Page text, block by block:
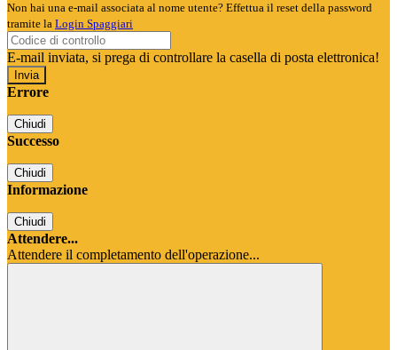
Non hai una e-mail associata al nome utente? Effettua il reset della password
tramite la Login Spaggiari
E-mail inviata, si prega di controllare la casella di posta elettronica!
Errore
Chiudi
Successo
Chiudi
Informazione
Chiudi
Attendere...
Attendere il completamento dell'operazione...